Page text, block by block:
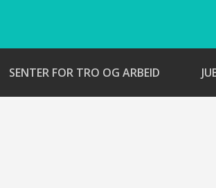
SENTER FOR TRO OG ARBEID